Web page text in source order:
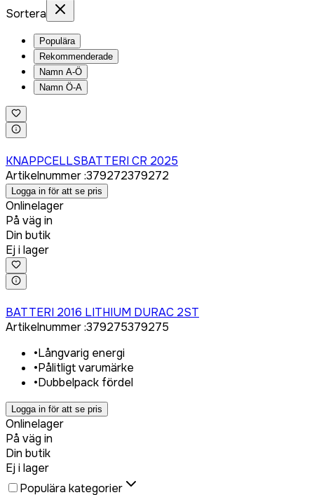
Sortera
Populära
Rekommenderade
Namn A-Ö
Namn Ö-A
KNAPPCELLSBATTERI CR 2025
Artikelnummer:379272379272
Logga in för att se pris
Onlinelager
På väg in
Din butik
Ej i lager
BATTERI 2016 LITHIUM DURAC 2ST
Artikelnummer:379275379275
•Långvarig energi
•Pålitligt varumärke
•Dubbelpack fördel
Logga in för att se pris
Onlinelager
På väg in
Din butik
Ej i lager
Populära kategorier